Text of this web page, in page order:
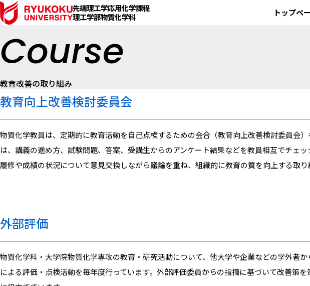
先端理工学応用化学課程
理工学部物質化学科
トップペ
Course
教育改善の取り組み
教育向上改善検討委員会
物質化学教員は、定期的に教育活動を自己点検するための会合（教育向上改善検討委員会
は、講義の進め方、試験問題、答案、受講生からのアンケート結果などを教員相互でチェ
履修や成績の状況について意見交換しながら議論を重ね、組織的に教育の質を向上する取り
外部評価
物質化学科・大学院物質化学専攻の教育・研究活動について、他大学や企業などの学外者
による評価・点検活動を毎年度行っています。外部評価委員からの指摘に基づいて改善策